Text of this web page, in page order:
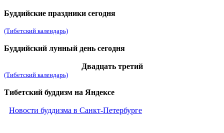
Буддийские праздники сегодня
(Тибетский календарь)
Буддийский лунный день сегодня
Двадцать третий
(Тибетский календарь)
Тибетский буддизм на Яндексе
Новости буддизма в Санкт-Петербурге